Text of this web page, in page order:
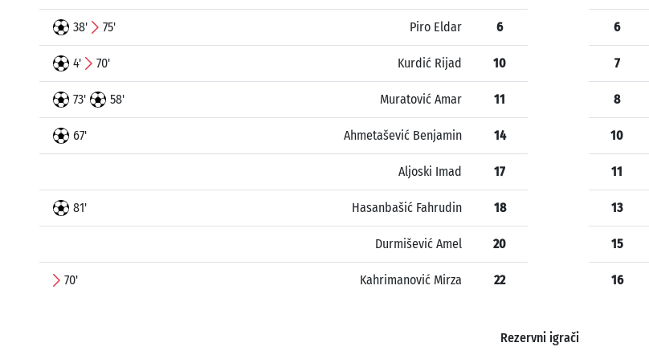
38' 75' Piro Eldar 6
4' 70' Kurdić Rijad 10
73' 58' Muratović Amar 11
67' Ahmetašević Benjamin 14
Aljoski Imad 17
81' Hasanbašić Fahrudin 18
Durmišević Amel 20
70' Kahrimanović Mirza 22
6
7
8
10
11
13
15
16
Rezervni igrači